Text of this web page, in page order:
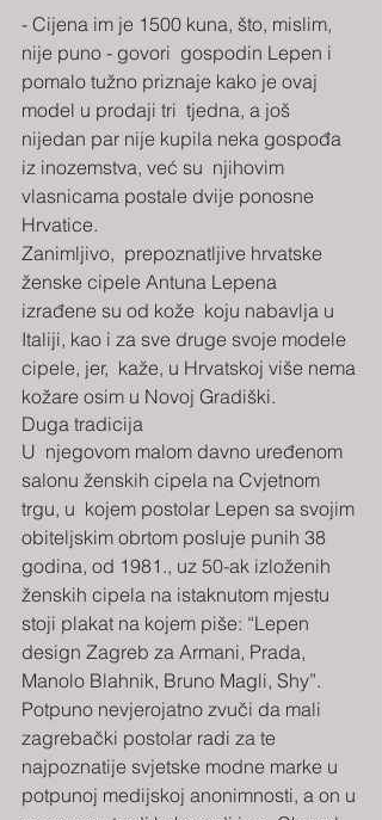
- Cijena im je 1500 kuna, što, mislim,
nije puno - govori  gospodin Lepen i
pomalo tužno priznaje kako je ovaj
model u prodaji tri  tjedna, a još
nijedan par nije kupila neka gospođa
iz inozemstva, već su  njihovim
vlasnicama postale dvije ponosne
Hrvatice.
Zanimljivo,  prepoznatljive hrvatske
ženske cipele Antuna Lepena
izrađene su od kože  koju nabavlja u
Italiji, kao i za sve druge svoje modele
cipele, jer,  kaže, u Hrvatskoj više nema
kožare osim u Novoj Gradiški.
Duga tradicija
U  njegovom malom davno uređenom
salonu ženskih cipela na Cvjetnom
trgu, u  kojem postolar Lepen sa svojim
obiteljskim obrtom posluje punih 38
godina, od 1981., uz 50-ak izloženih
ženskih cipela na istaknutom mjestu
stoji plakat na kojem piše: “Lepen
design Zagreb za Armani, Prada,
Manolo Blahnik, Bruno Magli, Shy”.
Potpuno nevjerojatno zvuči da mali
zagrebački postolar radi za te
najpoznatije svjetske modne marke u
potpunoj medijskoj anonimnosti, a on u